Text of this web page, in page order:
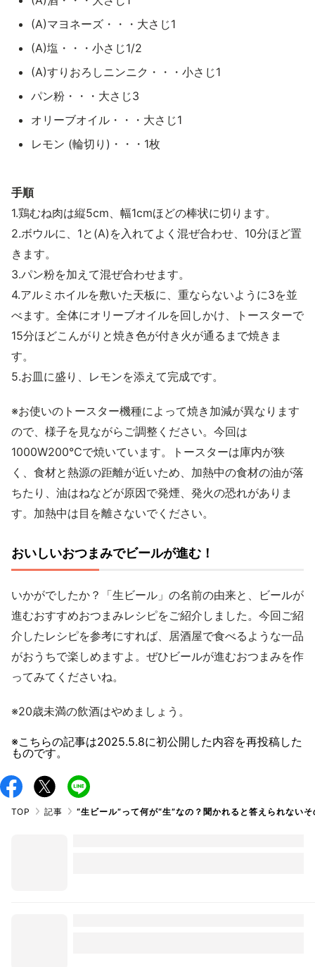
(A)マヨネーズ・・・大さじ1
(A)塩・・・小さじ1/2
(A)すりおろしニンニク・・・小さじ1
パン粉・・・大さじ3
オリーブオイル・・・大さじ1
レモン (輪切り)・・・1枚
手順
1.鶏むね肉は縦5cm、幅1cmほどの棒状に切ります。
2.ボウルに、1と(A)を入れてよく混ぜ合わせ、10分ほど置
きます。
3.パン粉を加えて混ぜ合わせます。
4.アルミホイルを敷いた天板に、重ならないように3を並
べます。全体にオリーブオイルを回しかけ、トースターで
15分ほどこんがりと焼き色が付き火が通るまで焼きま
す。
5.お皿に盛り、レモンを添えて完成です。
※お使いのトースター機種によって焼き加減が異なります
ので、様子を見ながらご調整ください。今回は
1000W200℃で焼いています。トースターは庫内が狭
く、食材と熱源の距離が近いため、加熱中の食材の油が落
ちたり、油はねなどが原因で発煙、発火の恐れがありま
す。加熱中は目を離さないでください。
おいしいおつまみでビールが進む！
いかがでしたか？「生ビール」の名前の由来と、ビールが
進むおすすめおつまみレシピをご紹介しました。今回ご紹
介したレシピを参考にすれば、居酒屋で食べるような一品
がおうちで楽しめますよ。ぜひビールが進むおつまみを作
ってみてくださいね。
※20歳未満の飲酒はやめましょう。
※こちらの記事は2025.5.8に初公開した内容を再投稿した
ものです。
TOP 記事 “生ビール”って何が“生”なの？聞かれると答えられない